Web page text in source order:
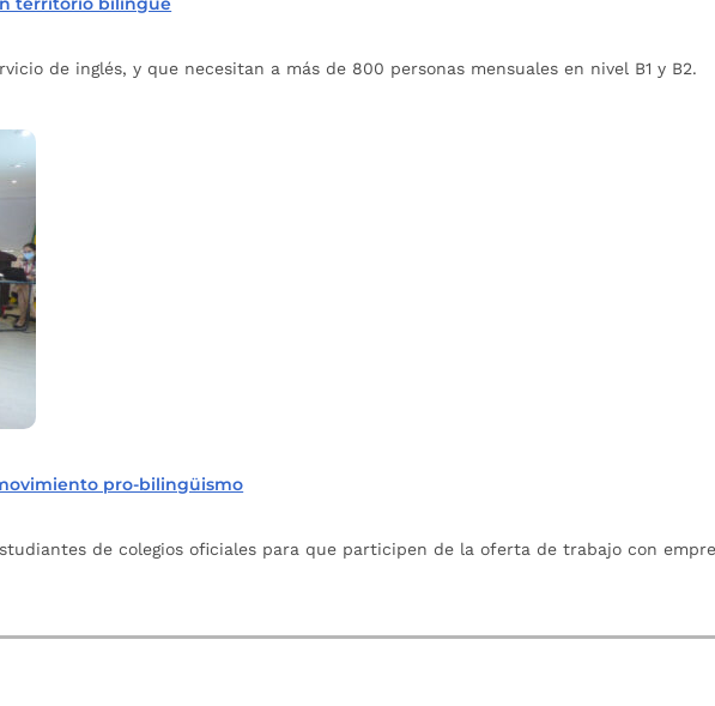
de inglés, y que necesitan a más de 800 personas mensuales en nivel B1 y B2.
pro-bilingüismo
de colegios oficiales para que participen de la oferta de trabajo con